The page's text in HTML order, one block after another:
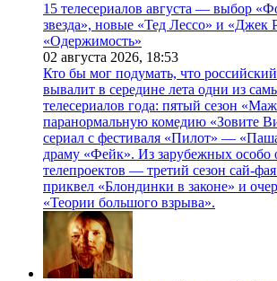
15 телесериалов августа — выбор
звезда», новые «Тед Лессо» и «Джек
«Одержимость»
02 августа 2026, 18:53
Кто бы мог подумать, что
вывалит в середине лета одни из
телесериалов года: пятый сезон
паранормальную комедию «Зовите
сериал с фестиваля «Пилот» —
драму «Фейк». Из зарубежных
телепроектов — третий сезон сай-
приквел «Блондинки в законе» и
«Теории большого взрыва».